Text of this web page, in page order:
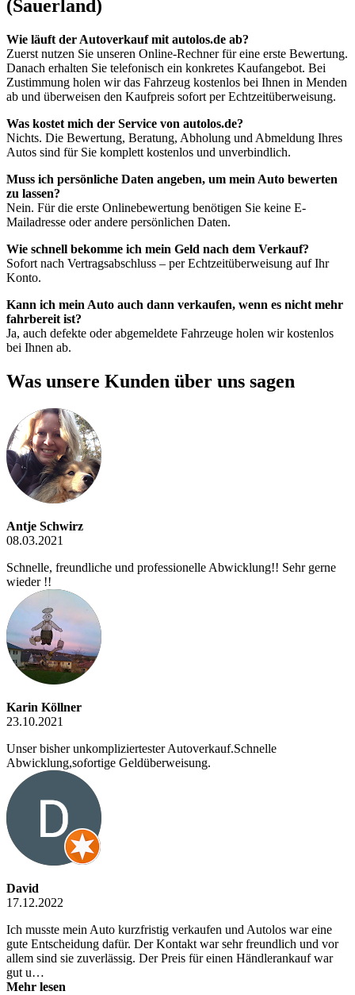
(Sauerland)
Wie läuft der Autoverkauf mit autolos.de ab?
Zuerst nutzen Sie unseren Online-Rechner für eine erste Bewertung.
Danach erhalten Sie telefonisch ein konkretes Kaufangebot. Bei
Zustimmung holen wir das Fahrzeug kostenlos bei Ihnen in Menden
ab und überweisen den Kaufpreis sofort per Echtzeitüberweisung.
Was kostet mich der Service von autolos.de?
Nichts. Die Bewertung, Beratung, Abholung und Abmeldung Ihres
Autos sind für Sie komplett kostenlos und unverbindlich.
Muss ich persönliche Daten angeben, um mein Auto bewerten
zu lassen?
Nein. Für die erste Onlinebewertung benötigen Sie keine E-
Mailadresse oder andere persönlichen Daten.
Wie schnell bekomme ich mein Geld nach dem Verkauf?
Sofort nach Vertragsabschluss – per Echtzeitüberweisung auf Ihr
Konto.
Kann ich mein Auto auch dann verkaufen, wenn es nicht mehr
fahrbereit ist?
Ja, auch defekte oder abgemeldete Fahrzeuge holen wir kostenlos
bei Ihnen ab.
Was unsere Kunden über uns sagen
Antje Schwirz
08.03.2021
Schnelle, freundliche und professionelle Abwicklung!! Sehr gerne
wieder !!
Karin Köllner
23.10.2021
Unser bisher unkompliziertester Autoverkauf.Schnelle
Abwicklung,sofortige Geldüberweisung.
David
17.12.2022
Ich musste mein Auto kurzfristig verkaufen und Autolos war eine
gute Entscheidung dafür. Der Kontakt war sehr freundlich und vor
allem sind sie zuverlässig. Der Preis für einen Händlerankauf war
gut u…
Mehr lesen